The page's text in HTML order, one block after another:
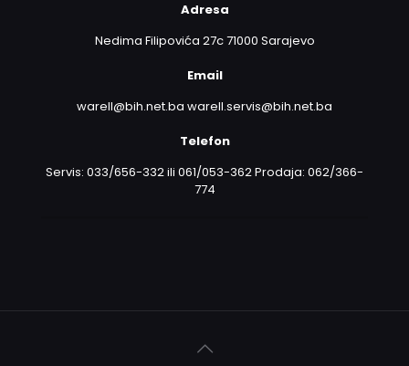
Adresa
Nedima Filipovića 27c 71000 Sarajevo
Email
warell@bih.net.ba warell.servis@bih.net.ba
Telefon
Servis: 033/656-332 ili 061/053-362 Prodaja: 062/366-
774